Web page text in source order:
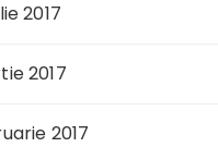
2017
2017
2017